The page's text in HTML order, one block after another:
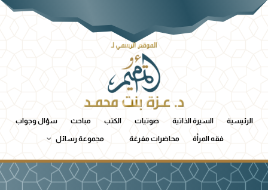
الرئيسية السيرة الذاتية صوتيات الكتب مباحث سؤال وجواب
فقه المرأة محاضرات مفرغة مجموعة رسائل